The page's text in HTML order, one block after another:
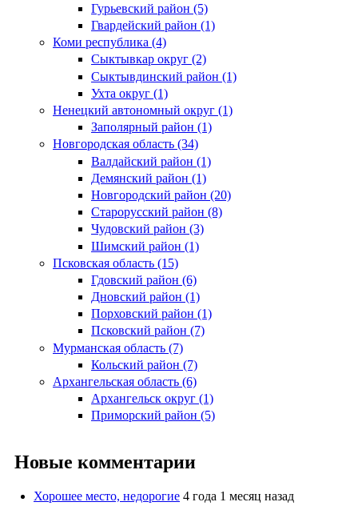
Гурьевский район (5)
Гвардейский район (1)
Коми республика (4)
Сыктывкар округ (2)
Сыктывдинский район (1)
Ухта округ (1)
Ненецкий автономный округ (1)
Заполярный район (1)
Новгородская область (34)
Валдайский район (1)
Демянский район (1)
Новгородский район (20)
Старорусский район (8)
Чудовский район (3)
Шимский район (1)
Псковская область (15)
Гдовский район (6)
Дновский район (1)
Порховский район (1)
Псковский район (7)
Мурманская область (7)
Кольский район (7)
Архангельская область (6)
Архангельск округ (1)
Приморский район (5)
Новые комментарии
Хорошее место, недорогие 4 года 1 месяц назад